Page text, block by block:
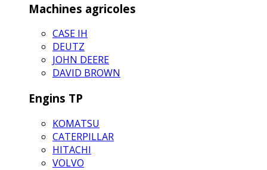
Machines agricoles
CASE IH
DEUTZ
JOHN DEERE
DAVID BROWN
Engins TP
KOMATSU
CATERPILLAR
HITACHI
VOLVO